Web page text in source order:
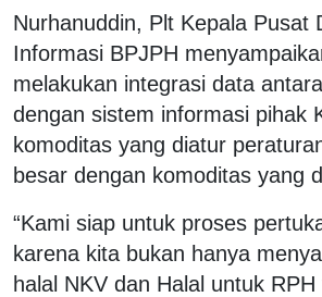
Nurhanuddin, Plt Kepala Pusat
Informasi BPJPH
melakukan integrasi data
dengan sistem informasi pihak
komoditas yang diatur
besar dengan komoditas yang
“Kami siap untuk proses
karena kita bukan hanya
halal NKV dan Halal untuk